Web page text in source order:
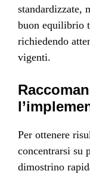
standardizzate,
buon equilibrio
richiedendo
vigenti.
Per ottenere
concentrarsi su
dimostrino